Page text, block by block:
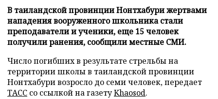
В таиландской провинции Нонтхабури жертвами
нападения вооруженного школьника стали
преподаватели и ученики, еще 15 человек
получили ранения, сообщили местные СМИ.
Число погибших в результате стрельбы на
территории школы в таиландской провинции
Нонтхабури возросло до семи человек, передает
ТАСС со ссылкой на газетуKhaosod.